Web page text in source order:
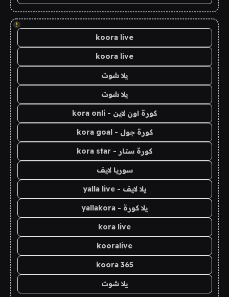
!
koora live
koora live
يلا شوت
يلا شوت
كورة اون لاين - kora onli
كورة جول - kora goal
كورة ستار - kora star
سوريا لايف
يلا لايف - yalla live
يلا كورة - yallakora
kora live
kooralive
koora 365
يلا شوت